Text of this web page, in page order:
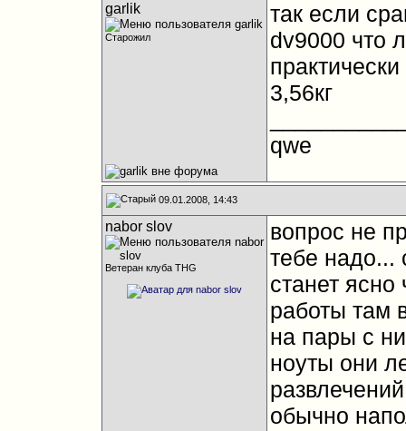
garlik
Старожил
так если
dv9000 что
3,56кг
qwe
09.01.2008, 14:43
nabor slov
Ветеран клуба THG
вопрос не
тебе надо...
станет
работы там
на пары с
ноуты они
обычно